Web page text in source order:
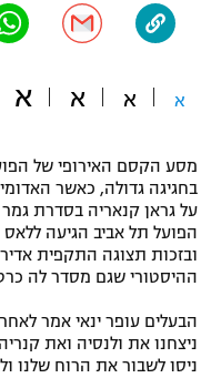
"מחצית בשכונה" –
משתתפים וזוכים
תקנון משתתפים וזוכים
תקנון עבור פעילות
תקנון עבור פעילות ספורט 1 –
טניס
גיימינג E-Sports
תנאי שימוש
אופניים
ספורט מוטורי
פוטבול אמריקאי NFL
בייסבול MLB
ספורט אתגרי ואקסטרים
אומנויות לחימה
א א א א
מסע הקסם האירופי של
על גראן קנאריה בסדרת גמר
הפועל תל אביב הגיעה
ובזכות תצוגה התקפית
ההיסטורי שגם מסדר לה
הבעלים עופר ינאי אמר
ניצחנו את ולנסיה ואת
ניסו לשבור את הרוח שלנו